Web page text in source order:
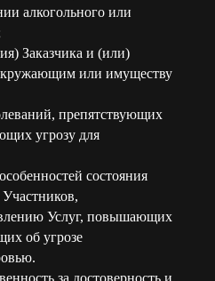
алкогольного или
Заказчика и (или)
или имуществу
препятствующих
угрозу для
состояния
Услуг, повышающих
об угрозе
за достоверность и